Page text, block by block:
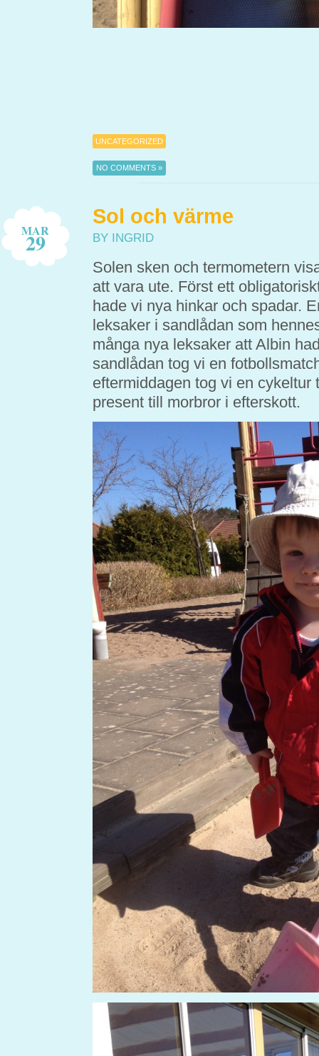
UNCATEGORIZED
NO COMMENTS »
MAR
29
Sol och värme
BY INGRID
Solen sken och termometern
att vara ute. Först ett
hade vi nya hinkar och spadar.
leksaker i sandlådan som
många nya leksaker att Albin
sandlådan tog vi en
eftermiddagen tog vi en
present till morbror i efterskott.